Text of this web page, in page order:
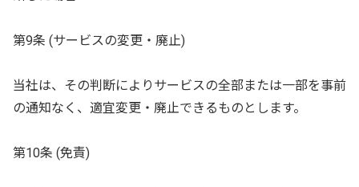
第9条 (サービスの変更・廃止)
当社は、その判断によりサービスの全部または一部を事前
の通知なく、適宜変更・廃止できるものとします。
第10条 (免責)